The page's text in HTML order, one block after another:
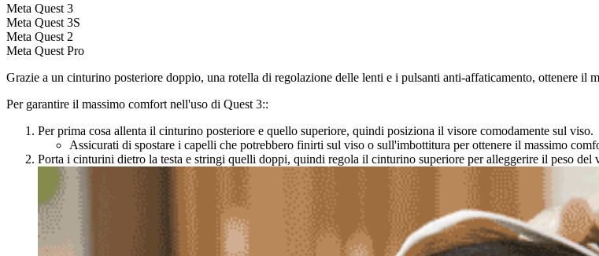
Meta Quest 3
Meta Quest 3S
Meta Quest 2
Meta Quest Pro
Grazie a un cinturino posteriore doppio, una rotella di regolazione delle lenti e i pulsanti anti-affaticamento, ottenere il
Per garantire il massimo comfort nell'uso di Quest 3::
Per prima cosa allenta il cinturino posteriore e quello superiore, quindi posiziona il visore comodamente sul viso.
Assicurati di spostare i capelli che potrebbero finirti sul viso o sull'imbottitura per ottenere il massimo
Porta i cinturini dietro la testa e stringi quelli doppi, quindi regola il cinturino superiore per alleggerire il peso del